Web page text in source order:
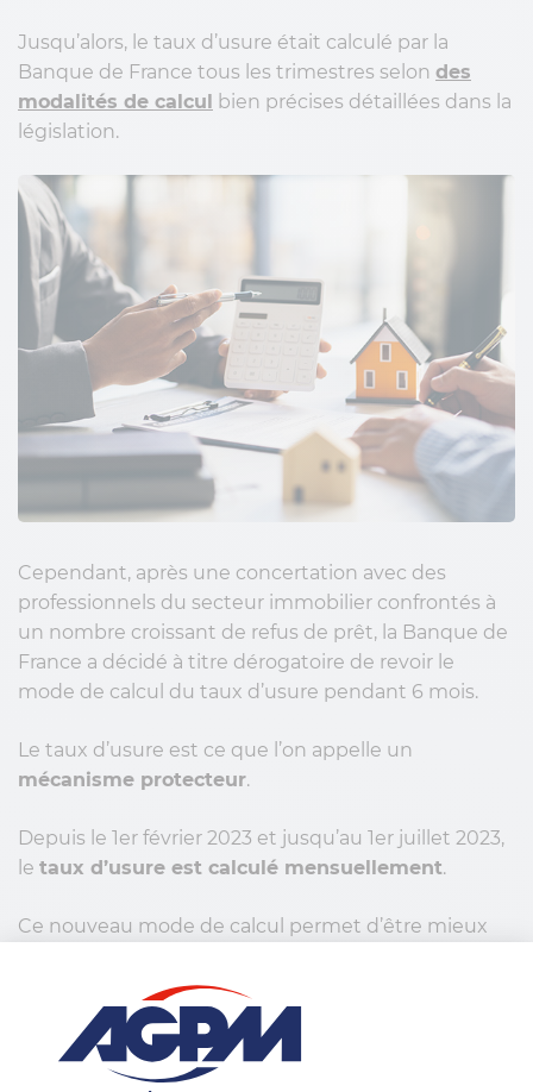
Jusqu’alors, le taux d’usure était calculé par la
Banque de France tous les trimestres selon des
modalités de calcul bien précises détaillées dans la
législation.
Cependant, après une concertation avec des
professionnels du secteur immobilier confrontés à
un nombre croissant de refus de prêt, la Banque de
France a décidé à titre dérogatoire de revoir le
mode de calcul du taux d’usure pendant 6 mois.
Le taux d’usure est ce que l’on appelle un
mécanisme protecteur.
Depuis le 1er février 2023 et jusqu’au 1er juillet 2023,
le taux d’usure est calculé mensuellement.
Ce nouveau mode de calcul permet d’être mieux
l’accession à la propriété à des emprunteurs
précédemment bloqués par le mode de calcul
trimestriel.